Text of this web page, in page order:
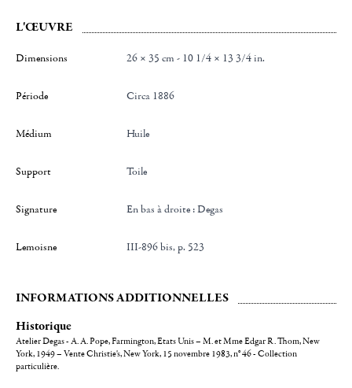
L'ŒUVRE
Dimensions 26 × 35 cm - 10 1/4 × 13 3/4 in.
Période Circa 1886
Médium Huile
Support Toile
Signature en bas à droite : Degas
Lemoisne III-896 bis, p. 523
INFORMATIONS ADDITIONNELLES
Historique
Atelier Degas - A. A. Pope, Farmington, Etats Unis – M. et Mme Edgar R. Thom, New
York, 1949 – Vente Christie's, New York, 15 novembre 1983, n° 46 - Collection
particulière.